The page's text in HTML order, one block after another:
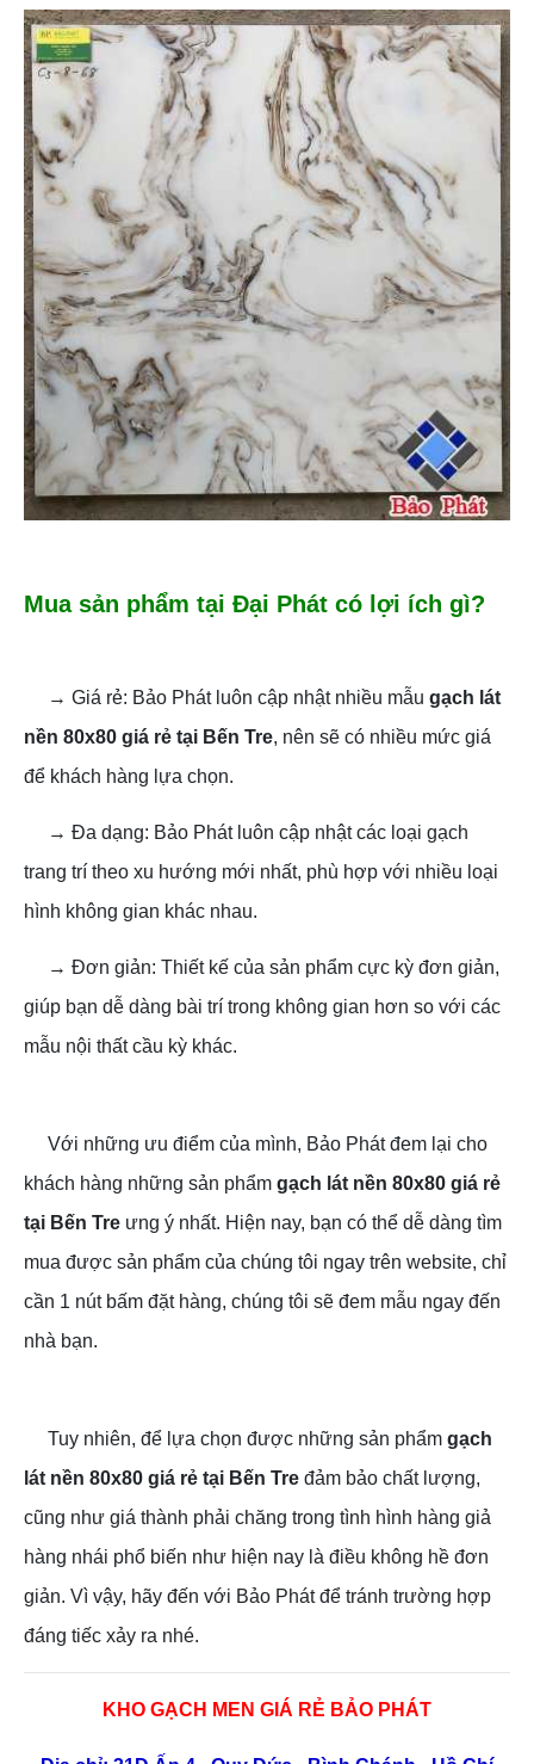
Mua sản phẩm tại Đại Phát có lợi ích gì?
→ Giá rẻ: Bảo Phát luôn cập nhật nhiều mẫu gạch lát
nền 80x80 giá rẻ tại Bến Tre, nên sẽ có nhiều mức giá
để khách hàng lựa chọn.
→ Đa dạng: Bảo Phát luôn cập nhật các loại gạch
trang trí theo xu hướng mới nhất, phù hợp với nhiều loại
hình không gian khác nhau.
→ Đơn giản: Thiết kế của sản phẩm cực kỳ đơn giản,
giúp bạn dễ dàng bài trí trong không gian hơn so với các
mẫu nội thất cầu kỳ khác.
Với những ưu điểm của mình, Bảo Phát đem lại cho
khách hàng những sản phẩm gạch lát nền 80x80 giá rẻ
tại Bến Tre ưng ý nhất. Hiện nay, bạn có thể dễ dàng tìm
mua được sản phẩm của chúng tôi ngay trên website, chỉ
cần 1 nút bấm đặt hàng, chúng tôi sẽ đem mẫu ngay đến
nhà bạn.
Tuy nhiên, để lựa chọn được những sản phẩm gạch
lát nền 80x80 giá rẻ tại Bến Tre đảm bảo chất lượng,
cũng như giá thành phải chăng trong tình hình hàng giả
hàng nhái phổ biến như hiện nay là điều không hề đơn
giản. Vì vậy, hãy đến với Bảo Phát để tránh trường hợp
đáng tiếc xảy ra nhé.
KHO GẠCH MEN GIÁ RẺ BẢO PHÁT